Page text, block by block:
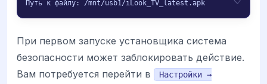
Путь к файлу: /mnt/usb1/iLook_TV_latest.apk
При первом запуске установщика система
безопасности может заблокировать действие.
Вам потребуется перейти в
Настройки →